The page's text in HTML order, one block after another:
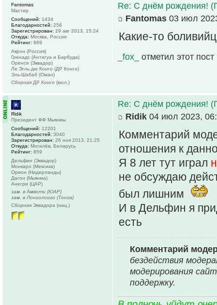
Re: С днём рождения!
Fantomas 03 июл
Какие-то
_fox_ отметил этот
Fantomas
Мастер
Сообщений: 1434
Благодарностей: 256
Зарегистрирован: 29 авг 2013, 15:24
Откуда: Москва, Россия
Рейтинг: 869
Акрон (Россия)
Гренадс (Антигуа и Барбуда)
Оренсе (Эквадор)
Ле Эгль дю Конго (ДР Конго)
Эль-Шабаб (Оман)
Сборная ДР Конго (мол.)
Re: С днём рождения!
Ridik 04 июл 2023,
Комментарий
отношения к
Я 8 лет тут играл
не обсуждаю
был лишним
И в Дельфин я
есть
Комментарий
бездействия
модерирования
поддержку.
Ridik
Президент ФФ Мьянмы
Сообщений: 12201
Благодарностей: 3040
Зарегистрирован: 26 ноя 2013, 21:25
Откуда: Могилёв, Беларусь
Рейтинг: 859
Дельфин (Эквадор)
Монкаро (Мексика)
Орион (Нидерланды)
Дагон (Мьянма)
Анегри (ЦАР)
зам. в Амвоти (ЮАР)
зам. в Лонголонго (Тонга)
Сборная Эквадора (нац.)